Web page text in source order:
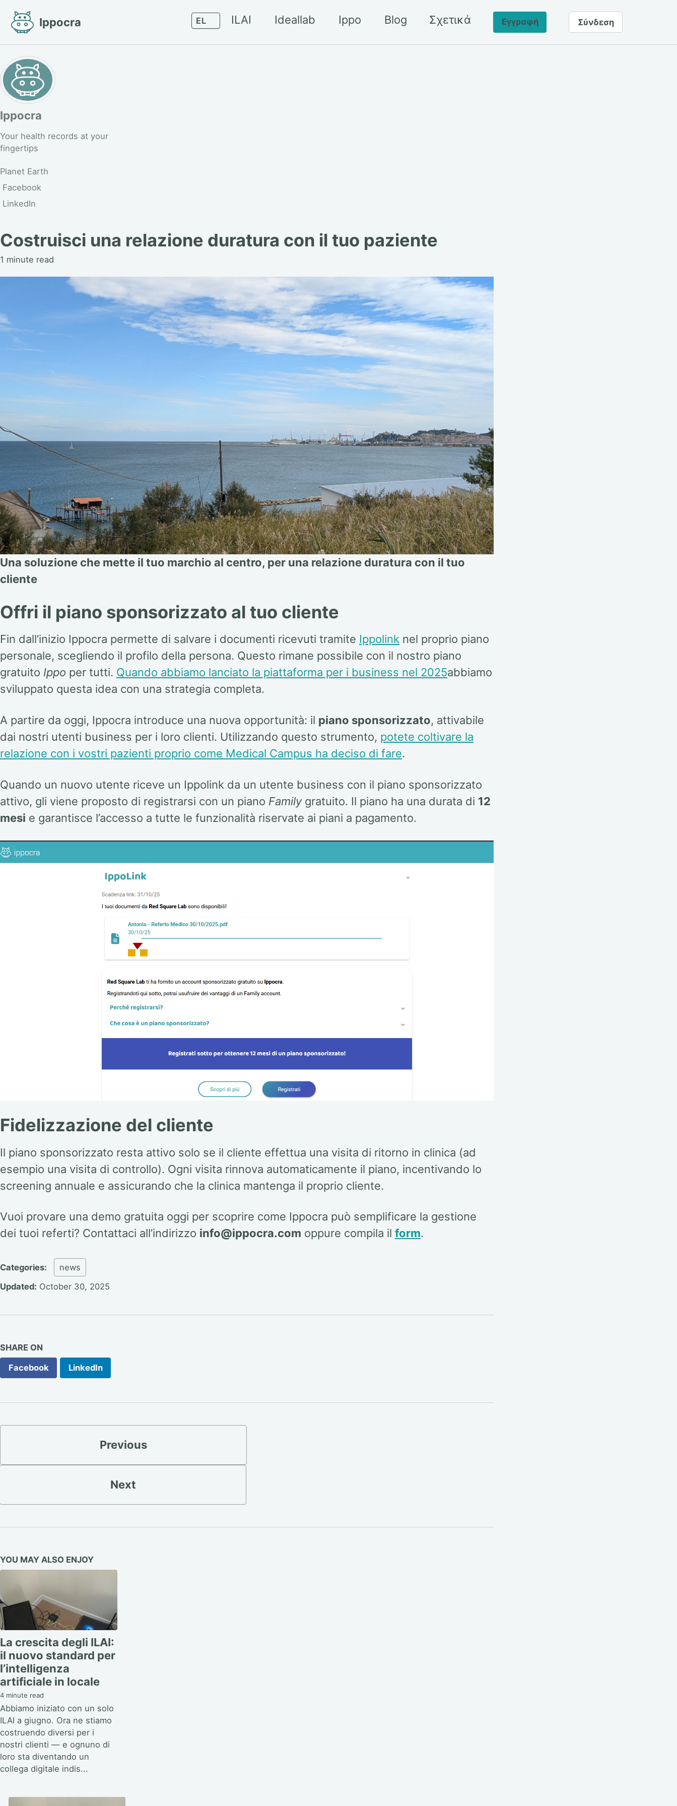
Skip
primary
navigation
Skip
content
Skip
footer
Ippocra LanguageILAI Ideallab Ippo Blog Σχετικά Εγγραφή Σύνδεση
Ippocra
Your health records at your
fingertips
Planet Earth
Facebook
LinkedIn
Costruisci una relazione duratura con il tuo paziente
1 minute read
Una soluzione che mette il tuo marchio al centro, per una relazione duratura con il tuo
cliente
Offri il piano sponsorizzato al tuo cliente
Fin dall’inizio Ippocra permette di salvare i documenti ricevuti tramite Ippolink nel proprio piano
personale, scegliendo il profilo della persona. Questo rimane possibile con il nostro piano
gratuito Ippo per tutti. Quando abbiamo lanciato la piattaforma per i business nel 2025abbiamo
sviluppato questa idea con una strategia completa.
A partire da oggi, Ippocra introduce una nuova opportunità: il piano sponsorizzato, attivabile
dai nostri utenti business per i loro clienti. Utilizzando questo strumento, potete coltivare la
relazione con i vostri pazienti proprio come Medical Campus ha deciso di fare.
Quando un nuovo utente riceve un Ippolink da un utente business con il piano sponsorizzato
attivo, gli viene proposto di registrarsi con un piano Familygratuito. Il piano ha una durata di 12
mesi e garantisce l’accesso a tutte le funzionalità riservate ai piani a pagamento.
Fidelizzazione del cliente
Il piano sponsorizzato resta attivo solo se il cliente effettua una visita di ritorno in clinica (ad
esempio una visita di controllo). Ogni visita rinnova automaticamente il piano, incentivando lo
screening annuale e assicurando che la clinica mantenga il proprio cliente.
Vuoi provare una demo gratuita oggi per scoprire come Ippocra può semplificare la gestione
dei tuoi referti? Contattaci all’indirizzo info@ippocra.com oppure compila il form.
Categories:
news
Updated: October 30, 2025
SHARE ON
Facebook LinkedIn
Previous
Next
YOU MAY ALSO ENJOY
La crescita degli ILAI:
il nuovo standard per
l’intelligenza
artificiale in locale
4 minute read
Abbiamo iniziato con un solo
ILAI a giugno. Ora ne stiamo
costruendo diversi per i
nostri clienti — e ognuno di
loro sta diventando un
collega digitale indis...